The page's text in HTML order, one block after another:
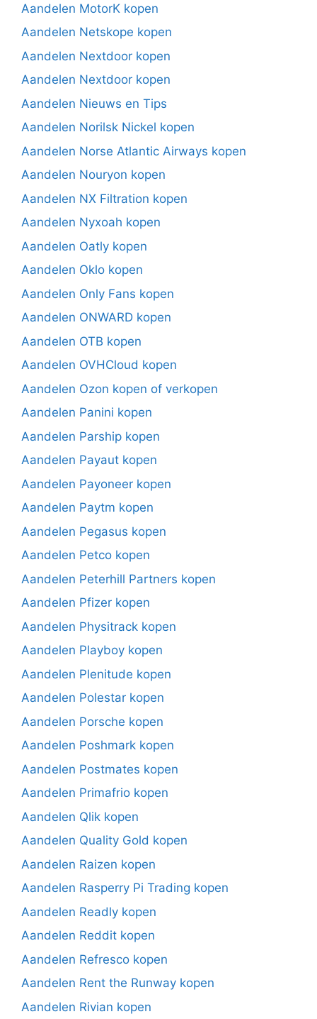
Aandelen MotorK kopen
Aandelen Netskope kopen
Aandelen Nextdoor kopen
Aandelen Nextdoor kopen
Aandelen Nieuws en Tips
Aandelen Norilsk Nickel kopen
Aandelen Norse Atlantic Airways kopen
Aandelen Nouryon kopen
Aandelen NX Filtration kopen
Aandelen Nyxoah kopen
Aandelen Oatly kopen
Aandelen Oklo kopen
Aandelen Only Fans kopen
Aandelen ONWARD kopen
Aandelen OTB kopen
Aandelen OVHCloud kopen
Aandelen Ozon kopen of verkopen
Aandelen Panini kopen
Aandelen Parship kopen
Aandelen Payaut kopen
Aandelen Payoneer kopen
Aandelen Paytm kopen
Aandelen Pegasus kopen
Aandelen Petco kopen
Aandelen Peterhill Partners kopen
Aandelen Pfizer kopen
Aandelen Physitrack kopen
Aandelen Playboy kopen
Aandelen Plenitude kopen
Aandelen Polestar kopen
Aandelen Porsche kopen
Aandelen Poshmark kopen
Aandelen Postmates kopen
Aandelen Primafrio kopen
Aandelen Qlik kopen
Aandelen Quality Gold kopen
Aandelen Raizen kopen
Aandelen Rasperry Pi Trading kopen
Aandelen Readly kopen
Aandelen Reddit kopen
Aandelen Refresco kopen
Aandelen Rent the Runway kopen
Aandelen Rivian kopen